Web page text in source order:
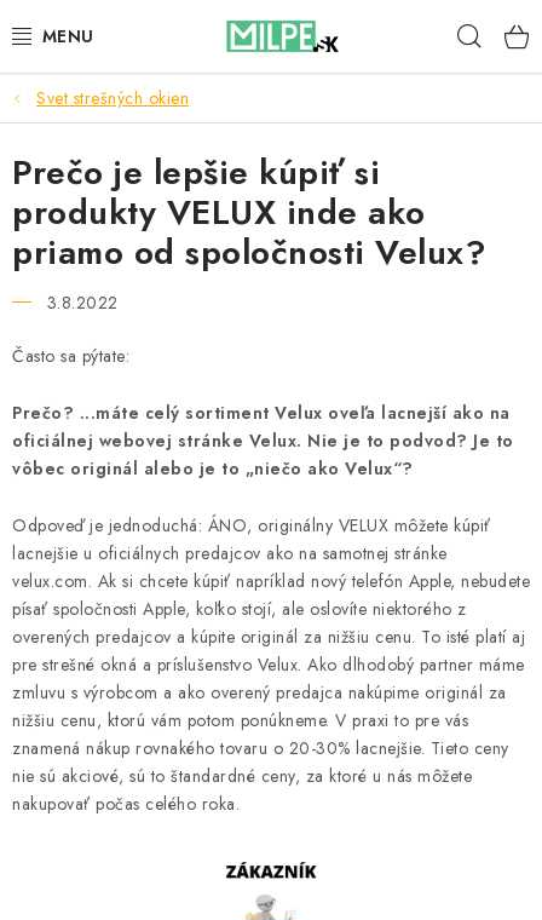
na
STREŠNÉ OKNÁ
PODKROVNÉ SCHODY
DOM A ZÁHRADA
STAVBA
BLOG
KONTAKTY
Zásady používania súborov cookie
Podmínky ochrany osobních údajů
Obchodní podmínky
Mapa webu Milpe.sk
Svet strešných okien
Prečo je lepšie kúpiť si
produkty VELUX inde ako
priamo od spoločnosti Velux?
3.8.2022
Často sa pýtate:
Prečo? ...máte celý sortiment Velux oveľa lacnejší ako na
oficiálnej webovej stránke Velux. Nie je to podvod? Je to
vôbec originál alebo je to „niečo ako Velux“?
Odpoveď je jednoduchá: ÁNO, originálny VELUX môžete kúpiť
lacnejšie u oficiálnych predajcov ako na samotnej stránke
velux.com. Ak si chcete kúpiť napríklad nový telefón Apple, nebudete
písať spoločnosti Apple, koľko stojí, ale oslovíte niektorého z
overených predajcov a kúpite originál za nižšiu cenu. To isté platí aj
pre strešné okná a príslušenstvo Velux. Ako dlhodobý partner máme
zmluvu s výrobcom a ako overený predajca nakúpime originál za
nižšiu cenu, ktorú vám potom ponúkneme. V praxi to pre vás
znamená nákup rovnakého tovaru o 20-30% lacnejšie. Tieto ceny
nie sú akciové, sú to štandardné ceny, za ktoré u nás môžete
nakupovať počas celého roka.